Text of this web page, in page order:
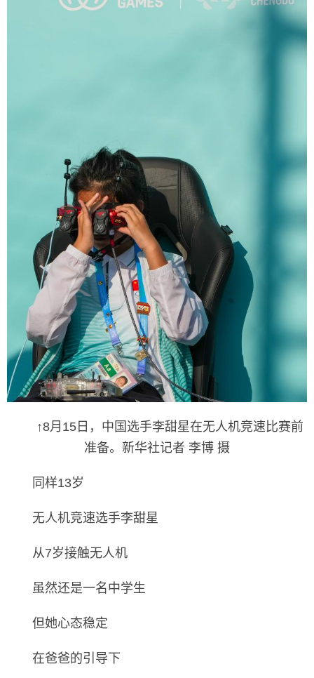
↑8月15日，中国选手李甜星在无人机竞速比赛前
准备。新华社记者 李博 摄
同样13岁
无人机竞速选手李甜星
从7岁接触无人机
虽然还是一名中学生
但她心态稳定
在爸爸的引导下